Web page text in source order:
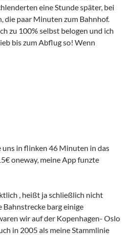
eine Stunde später, bei
die paar Minuten zum Bahnhof.
zu 100% selbst belogen und ich
bis zum Abflug so! Wenn
in flinken 46 Minuten in das
oneway, meine App funzte
, heißt ja schließlich nicht
Bahnstrecke barg einige
wir auf der Kopenhagen- Oslo
in 2005 als meine Stammlinie